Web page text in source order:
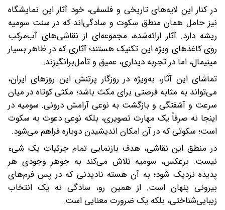
در کنار این لایه‌های تاریخی و فلسفی، خود آثار این نمایشگاه
نیز حامل همان منطق سکوت و سادگی‌اند که در سنت سومیه
ریشه دارد. آثار ارائه‌شده، مجموعه‌ای از نقاشی‌های آب‌مرکب
روی کاغذهای ویژه این تکنیک هستند؛ آثاری که در ظاهر بسیار
مینیمال، اما در تجربه دیداری، عمیق و تأمل‌برانگیزند.
تماشای این آثار، به‌ویژه در روزگار پرتنش این روزهای ایران،
می‌تواند به مثابه فرصتی برای مکث باشد؛ مکثی کوتاه در میان
سرعت و آشفتگی و بازگشت به نوعی آرامش درونی. سومیه در
اینجا نه صرفاً یک مهارت تصویری، بلکه نوعی دعوت به سکوت
است؛ سکوتی که در آن امکان اندیشیدن دوباره فراهم می‌شود.
در منطق این نقاشی، هدف بازنمایی تمام جزئیات یک شیء
نیست. برعکس، سومیه تلاش می‌کند به جوهر وجودی هر
پدیده نزدیک شود؛ به آن هسته نادیدنی که در پس فرم‌های
بیرونی پنهان است. از همین رو، سادگی نه یک انتخاب
زیبایی‌شناختی، بلکه یک ضرورت معنایی است.